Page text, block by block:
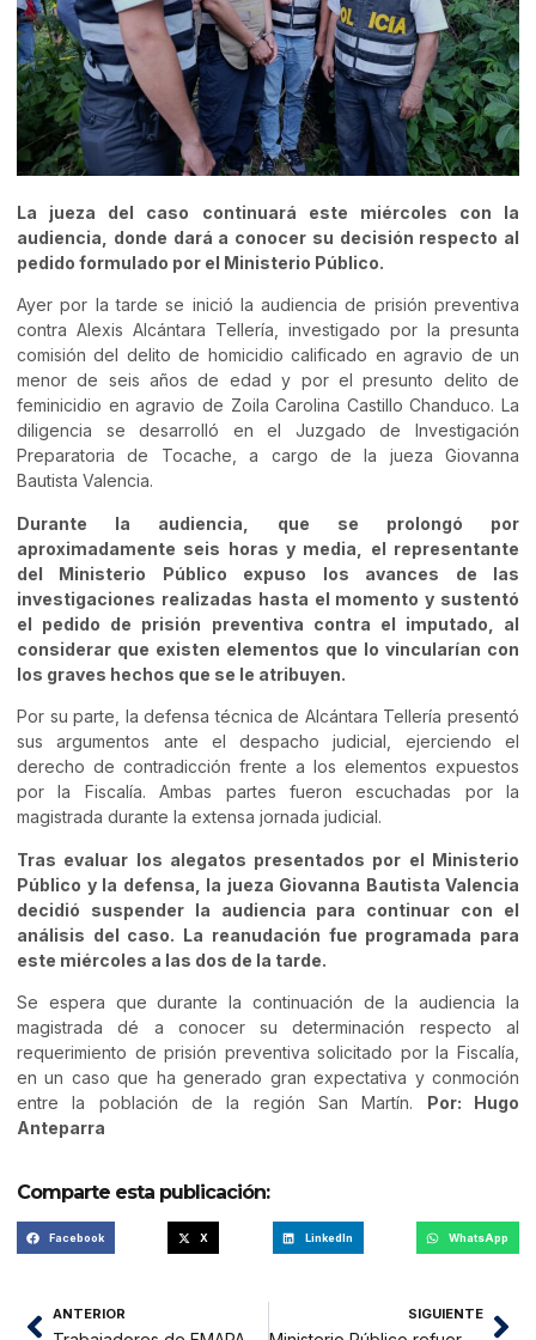
La jueza del caso continuará este miércoles con la
audiencia, donde dará a conocer su decisión respecto al
pedido formulado por el Ministerio Público.
Ayer por la tarde se inició la audiencia de prisión preventiva
contra Alexis Alcántara Tellería, investigado por la presunta
comisión del delito de homicidio calificado en agravio de un
menor de seis años de edad y por el presunto delito de
feminicidio en agravio de Zoila Carolina Castillo Chanduco. La
diligencia se desarrolló en el Juzgado de Investigación
Preparatoria de Tocache, a cargo de la jueza Giovanna
Bautista Valencia.
Durante la audiencia, que se prolongó por
aproximadamente seis horas y media, el representante
del Ministerio Público expuso los avances de las
investigaciones realizadas hasta el momento y sustentó
el pedido de prisión preventiva contra el imputado, al
considerar que existen elementos que lo vincularían con
los graves hechos que se le atribuyen.
Por su parte, la defensa técnica de Alcántara Tellería presentó
sus argumentos ante el despacho judicial, ejerciendo el
derecho de contradicción frente a los elementos expuestos
por la Fiscalía. Ambas partes fueron escuchadas por la
magistrada durante la extensa jornada judicial.
Tras evaluar los alegatos presentados por el Ministerio
Público y la defensa, la jueza Giovanna Bautista Valencia
decidió suspender la audiencia para continuar con el
análisis del caso. La reanudación fue programada para
este miércoles a las dos de la tarde.
Se espera que durante la continuación de la audiencia la
magistrada dé a conocer su determinación respecto al
requerimiento de prisión preventiva solicitado por la Fiscalía,
en un caso que ha generado gran expectativa y conmoción
entre la población de la región San Martín. Por: Hugo
Anteparra
Comparte esta publicación:
Facebook X LinkedIn WhatsApp
ANTERIOR SIGUIENTE